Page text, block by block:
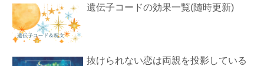
遺伝子コードの効果一覧(随時更新)
抜けられない恋は両親を投影している